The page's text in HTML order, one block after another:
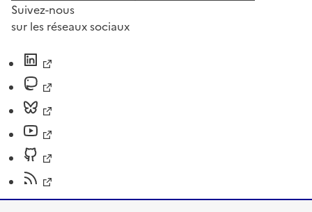
Suivez-nous
sur les réseaux sociaux